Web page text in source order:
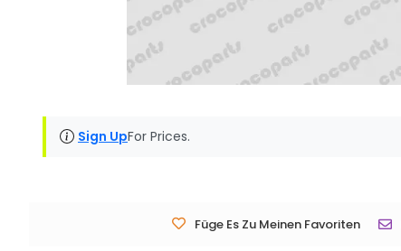
Sign UpFor Prices.
Füge Es Zu Meinen Favoriten